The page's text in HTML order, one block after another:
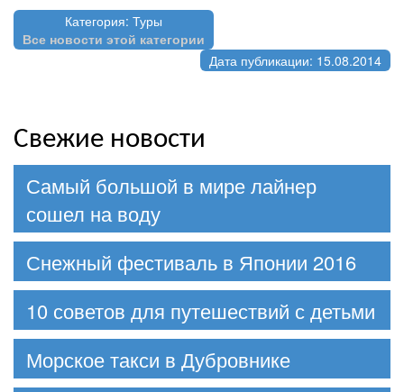
Категория: Туры
Все новости этой категории
Дата публикации: 15.08.2014
Свежие новости
Самый большой в мире лайнер
сошел на воду
Снежный фестиваль в Японии 2016
10 советов для путешествий с детьми
Морское такси в Дубровнике